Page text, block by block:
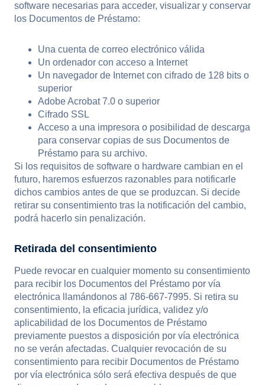
software necesarias para acceder, visualizar y conservar
los Documentos de Préstamo:
Una cuenta de correo electrónico válida
Un ordenador con acceso a Internet
Un navegador de Internet con cifrado de 128 bits o
superior
Adobe Acrobat 7.0 o superior
Cifrado SSL
Acceso a una impresora o posibilidad de descarga
para conservar copias de sus Documentos de
Préstamo para su archivo.
Si los requisitos de software o hardware cambian en el
futuro, haremos esfuerzos razonables para notificarle
dichos cambios antes de que se produzcan. Si decide
retirar su consentimiento tras la notificación del cambio,
podrá hacerlo sin penalización.
Retirada del consentimiento
Puede revocar en cualquier momento su consentimiento
para recibir los Documentos del Préstamo por vía
electrónica llamándonos al 786-667-7995. Si retira su
consentimiento, la eficacia jurídica, validez y/o
aplicabilidad de los Documentos de Préstamo
previamente puestos a disposición por vía electrónica
no se verán afectadas. Cualquier revocación de su
consentimiento para recibir Documentos de Préstamo
por vía electrónica sólo será efectiva después de que